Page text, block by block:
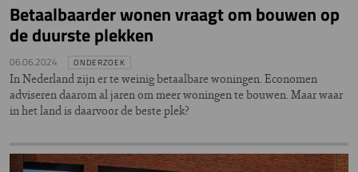
Betaalbaarder wonen vraagt om bouwen op
de duurste plekken
06.06.2024 ONDERZOEK
In Nederland zijn er te weinig betaalbare woningen. Economen
adviseren daarom al jaren om meer woningen te bouwen. Maar waar
in het land is daarvoor de beste plek?